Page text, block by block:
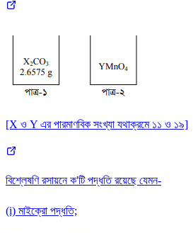
[X ও Y এর পারমাণবিক সংখ্যা যথাক্রমে ১১ ও ১৯]
বিশ্লেষণি রসায়নে ক'টি পদ্ধতি রয়েছে যেমন-
(i) মাইক্রো পদ্ধতি;